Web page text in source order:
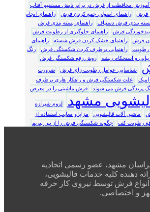
آموزش محافظت از فرش در برابر تابش مستقیم آفتاب
فرش
راهنمای اصولی جمع کردن فرش
راهنمای انجام
بندی فرش دستباف
راهنمای بسته بندی فرش
بیدخوردگی فرش
راهنمای جلوگیری از رطوبت فرش
فرش
راهنمای خشک کردن فرش شسته
راهنمای
رطوبت
راهنمایی برطرف کردن شکستگی فرش
رنگ
و استحکام ریشه
روش رفع شکستگی فرش
شناسایی عوامل رطوبت زای فرش
ضرورت
علت شکستگی فرش و راهکار هاری برطرف
پریدگی فرش می شوند فرش ماشینی را در معرض
مشهد
لزوم شیرازه
ماشین آلات قالیشویی
مزایا و معایب استفاده از
رطوبت کف چگونه شکستگی فرش را از بین ببریم
مشهد، عضو رسمی اتحادیه
دهنده کلیه خدمات قالیشویی،
فرش توسط نیروی کار حرفه
و اختصاصی.